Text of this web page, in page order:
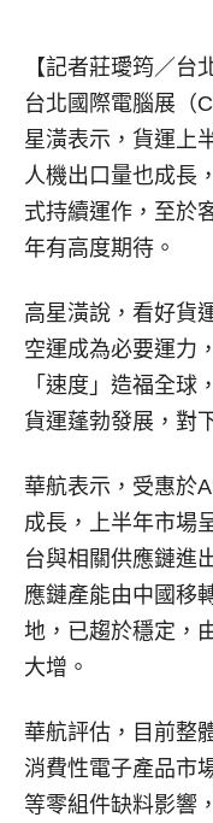
【記者莊璦筠／台
台北國際電腦展（
星潢表示，貨運上
人機出口量也成長
式持續運作，至於
年有高度期待。
高星潢說，看好貨
空運成為必要運力
「速度」造福全球
貨運蓬勃發展，對
華航表示，受惠於
成長，上半年市場
台與相關供應鏈進
應鏈產能由中國移
地，已趨於穩定，
大增。
華航評估，目前整
消費性電子產品市
等零組件缺料影響